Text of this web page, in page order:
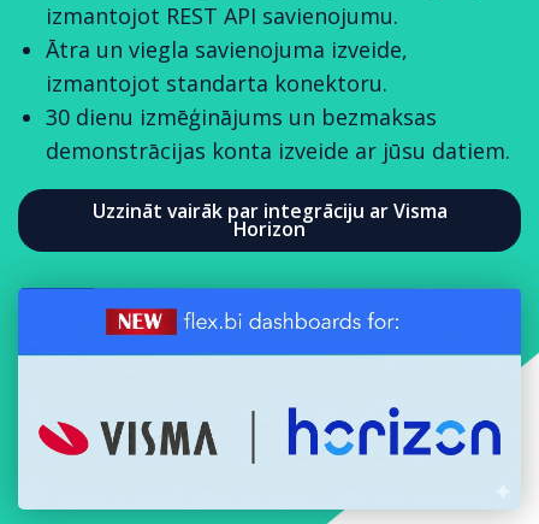
izmantojot REST API savienojumu.
Ātra un viegla savienojuma izveide,
izmantojot standarta konektoru.
30 dienu izmēģinājums un bezmaksas
demonstrācijas konta izveide ar jūsu datiem.
Uzzināt vairāk par integrāciju ar Visma
Horizon